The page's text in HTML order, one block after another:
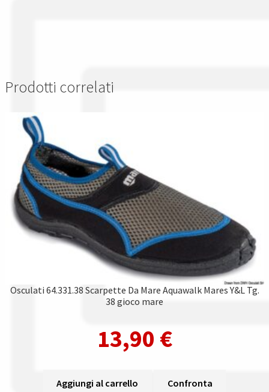
Prodotti correlati
Osculati 64.331.38 Scarpette Da Mare Aquawalk Mares Y&L Tg.
38 gioco mare
13,90 €
Aggiungi al carrello Confronta